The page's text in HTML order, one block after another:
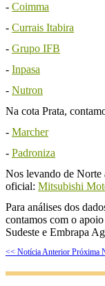
- Coimma
- Currais Itabira
- Grupo IFB
- Inpasa
- Nutron
Na cota Prata,
- Marcher
- Padroniza
Nos levando de Norte
oficial: Mitsubishi
Para análises dos
contamos com o
Sudeste e Embrapa
<< Notícia Anterior Próxima